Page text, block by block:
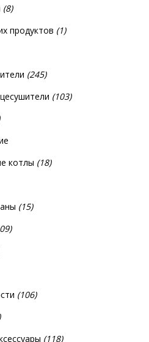
(8)
продуктов (1)
(245)
(103)
котлы (18)
(15)
(106)
(118)